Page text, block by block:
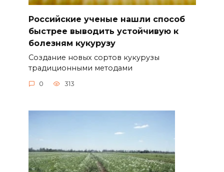
Российские ученые нашли способ
быстрее выводить устойчивую к
болезням кукурузу
Создание новых сортов кукурузы
традиционными методами
0 313